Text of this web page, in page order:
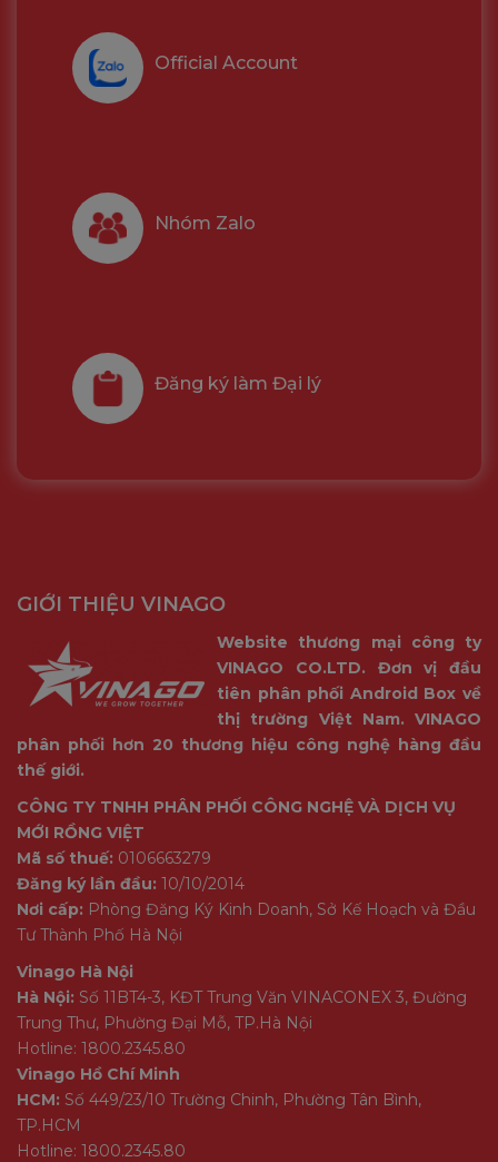
Official Account
Nhóm Zalo
Đăng ký làm Đại lý
GIỚI THIỆU VINAGO
Website thương mại công ty
VINAGO CO.LTD. Đơn vị đầu
tiên phân phối Android Box về
thị trường Việt Nam. VINAGO
phân phối hơn 20 thương hiệu công nghệ hàng đầu
thế giới.
CÔNG TY TNHH PHÂN PHỐI CÔNG NGHỆ VÀ DỊCH VỤ
MỚI RỒNG VIỆT
Mã số thuế: 0106663279
Đăng ký lần đầu: 10/10/2014
Nơi cấp: Phòng Đăng Ký Kinh Doanh, Sở Kế Hoạch và Đầu
Tư Thành Phố Hà Nội
Vinago Hà Nội
Hà Nội: Số 11BT4-3, KĐT Trung Văn VINACONEX 3, Đường
Trung Thư, Phường Đại Mỗ, TP.Hà Nội
Hotline: 1800.2345.80
Vinago Hồ Chí Minh
HCM: Số 449/23/10 Trường Chinh, Phường Tân Bình,
TP.HCM
Hotline: 1800.2345.80